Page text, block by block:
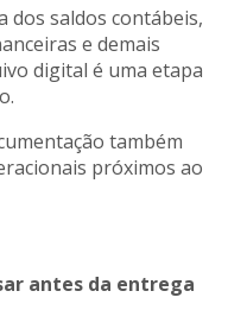
dos saldos contábeis,
e demais
digital é uma etapa
também
próximos ao
antes da entrega